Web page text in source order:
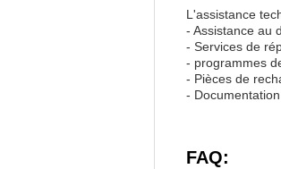
L'assistance
- Assistance au
- Services de
- programmes
- Pièces de
-
FAQ: